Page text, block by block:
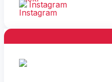
Instagram